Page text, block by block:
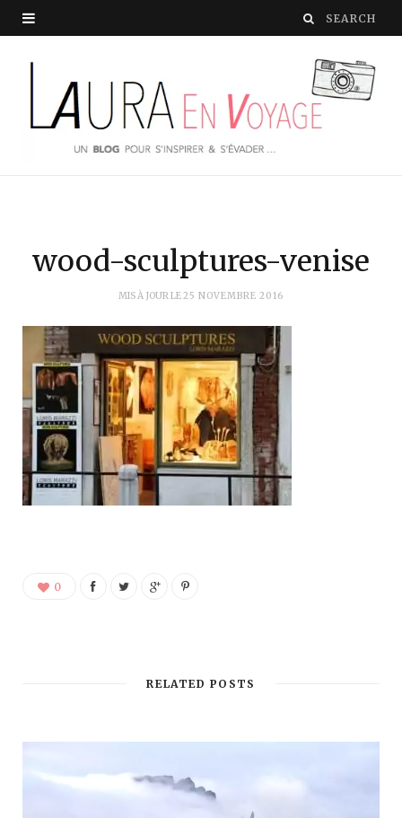
wood-sculptures-venise
MIS À JOUR LE25 NOVEMBRE 2016
0
RELATED POSTS